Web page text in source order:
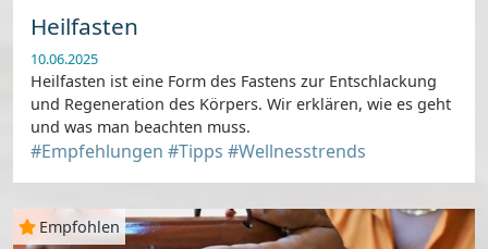
Heilfasten
10.06.2025
Heilfasten ist eine Form des Fastens zur Entschlackung
und Regeneration des Körpers. Wir erklären, wie es geht
und was man beachten muss.
#Empfehlungen #Tipps #Wellnesstrends
Empfohlen